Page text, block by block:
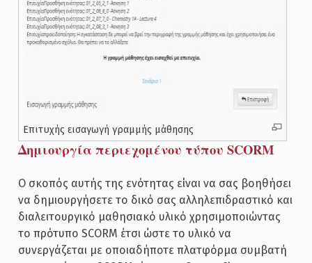
Επιτυχής εισαγωγή γραμμής μάθησης
Δημιουργία περιεχομένου τύπου SCORM
Ο σκοπός αυτής της ενότητας είναι να σας βοηθήσει
να δημιουργήσετε το δικό σας αλληλεπιδραστικό και
διαλειτουργικό μαθησιακό υλικό χρησιμοποιώντας
το πρότυπο SCORM έτσι ώστε το υλικό να
συνεργάζεται με οποιαδήποτε πλατφόρμα συμβατή